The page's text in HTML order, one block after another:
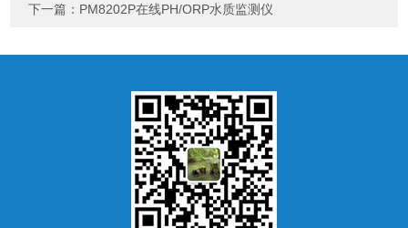
下一篇： PM8202P在线PH/ORP水质监测仪